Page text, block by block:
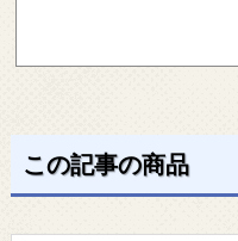
この記事の商品